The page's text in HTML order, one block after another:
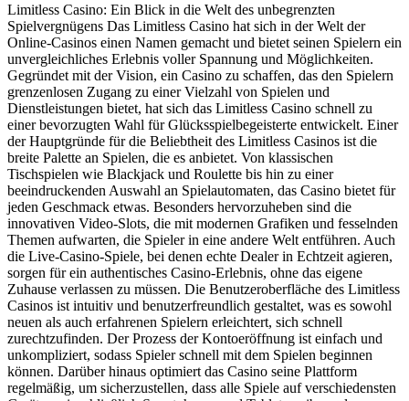
Limitless Casino: Ein Blick in die Welt des unbegrenzten
Spielvergnügens Das Limitless Casino hat sich in der Welt der
Online-Casinos einen Namen gemacht und bietet seinen Spielern ein
unvergleichliches Erlebnis voller Spannung und Möglichkeiten.
Gegründet mit der Vision, ein Casino zu schaffen, das den Spielern
grenzenlosen Zugang zu einer Vielzahl von Spielen und
Dienstleistungen bietet, hat sich das Limitless Casino schnell zu
einer bevorzugten Wahl für Glücksspielbegeisterte entwickelt. Einer
der Hauptgründe für die Beliebtheit des Limitless Casinos ist die
breite Palette an Spielen, die es anbietet. Von klassischen
Tischspielen wie Blackjack und Roulette bis hin zu einer
beeindruckenden Auswahl an Spielautomaten, das Casino bietet für
jeden Geschmack etwas. Besonders hervorzuheben sind die
innovativen Video-Slots, die mit modernen Grafiken und fesselnden
Themen aufwarten, die Spieler in eine andere Welt entführen. Auch
die Live-Casino-Spiele, bei denen echte Dealer in Echtzeit agieren,
sorgen für ein authentisches Casino-Erlebnis, ohne das eigene
Zuhause verlassen zu müssen. Die Benutzeroberfläche des Limitless
Casinos ist intuitiv und benutzerfreundlich gestaltet, was es sowohl
neuen als auch erfahrenen Spielern erleichtert, sich schnell
zurechtzufinden. Der Prozess der Kontoeröffnung ist einfach und
unkompliziert, sodass Spieler schnell mit dem Spielen beginnen
können. Darüber hinaus optimiert das Casino seine Plattform
regelmäßig, um sicherzustellen, dass alle Spiele auf verschiedensten